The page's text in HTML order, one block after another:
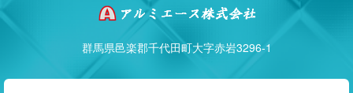
群馬県邑楽郡千代田町大字赤岩3296-1